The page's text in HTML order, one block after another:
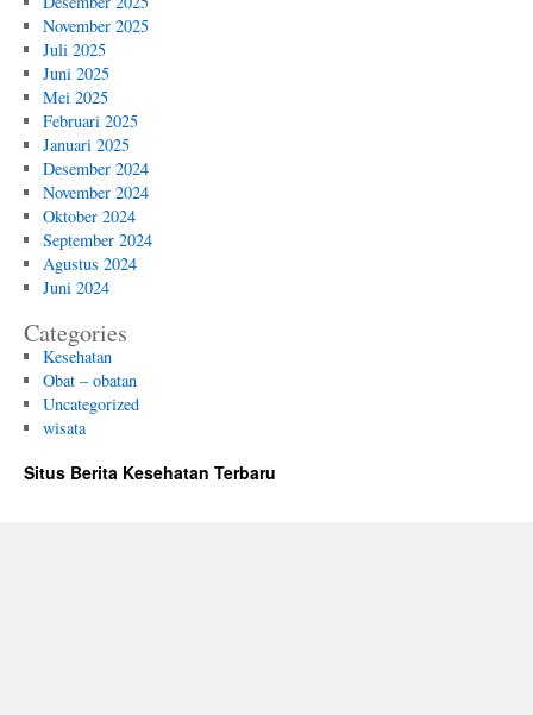
November 2025
Juli 2025
Juni 2025
Mei 2025
Februari 2025
Januari 2025
Desember 2024
November 2024
Oktober 2024
September 2024
Agustus 2024
Juni 2024
Categories
Kesehatan
Obat – obatan
Uncategorized
wisata
Situs Berita Kesehatan Terbaru